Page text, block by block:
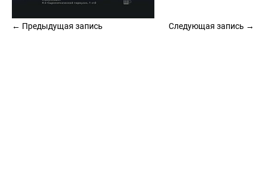
← Предыдущая запись Следующая запись →